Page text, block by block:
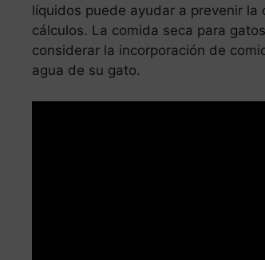
líquidos puede ayudar a prevenir
cálculos. La comida seca para
considerar la incorporación de
agua de su gato.